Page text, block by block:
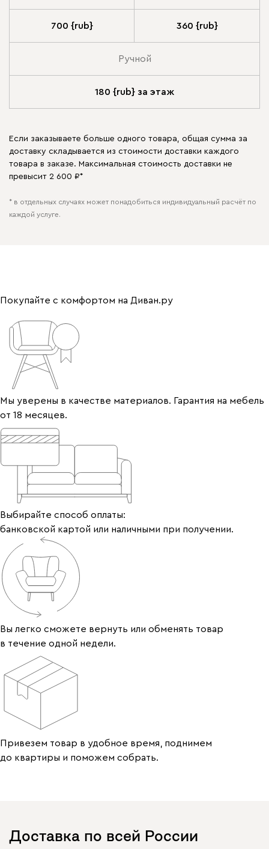
700 {rub} 360 {rub}
Ручной
180 {rub} за этаж
Если заказываете больше одного товара, общая сумма за
доставку складывается из стоимости доставки каждого
товара в заказе. Максимальная стоимость доставки не
превысит 2 600 ₽*
* в отдельных случаях может понадобиться индивидуальный расчёт по
каждой услуге.
Покупайте с комфортом на Диван.ру
Мы уверены в качестве материалов. Гарантия на мебель
от 18 месяцев.
Выбирайте способ оплаты:
банковской картой или наличными при получении.
Вы легко сможете вернуть или обменять товар
в течение одной недели.
Привезем товар в удобное время, поднимем
до квартиры и поможем собрать.
Доставка по всей России